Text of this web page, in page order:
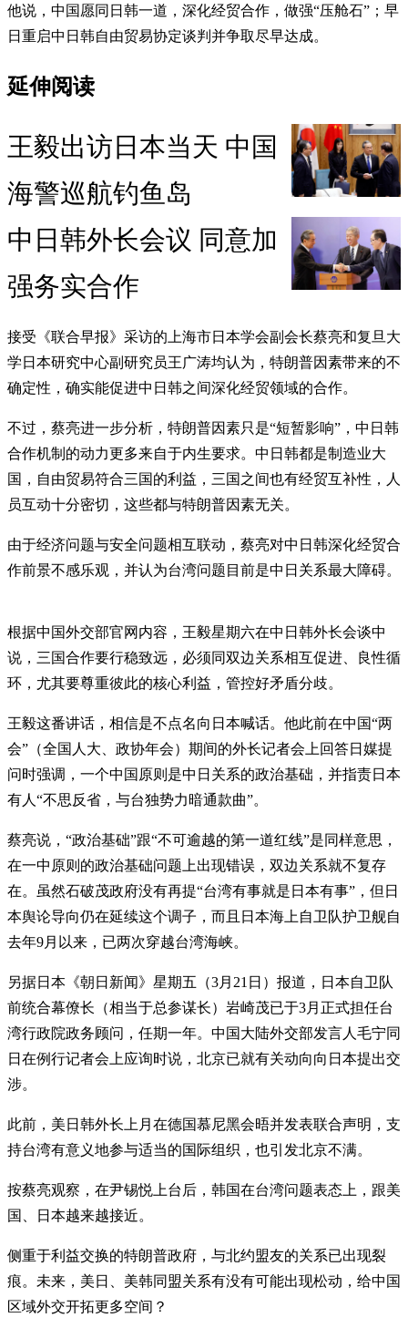
他说，中国愿同日韩一道，深化经贸合作，做强“压舱石”；早
日重启中日韩自由贸易协定谈判并争取尽早达成。
延伸阅读
王毅出访日本当天 中国
海警巡航钓鱼岛
中日韩外长会议 同意加
强务实合作
接受《联合早报》采访的上海市日本学会副会长蔡亮和复旦大
学日本研究中心副研究员王广涛均认为，特朗普因素带来的不
确定性，确实能促进中日韩之间深化经贸领域的合作。
不过，蔡亮进一步分析，特朗普因素只是“短暂影响”，中日韩
合作机制的动力更多来自于内生要求。中日韩都是制造业大
国，自由贸易符合三国的利益，三国之间也有经贸互补性，人
员互动十分密切，这些都与特朗普因素无关。
由于经济问题与安全问题相互联动，蔡亮对中日韩深化经贸合
作前景不感乐观，并认为台湾问题目前是中日关系最大障碍。
根据中国外交部官网内容，王毅星期六在中日韩外长会谈中
说，三国合作要行稳致远，必须同双边关系相互促进、良性循
环，尤其要尊重彼此的核心利益，管控好矛盾分歧。
王毅这番讲话，相信是不点名向日本喊话。他此前在中国“两
会”（全国人大、政协年会）期间的外长记者会上回答日媒提
问时强调，一个中国原则是中日关系的政治基础，并指责日本
有人“不思反省，与台独势力暗通款曲”。
蔡亮说，“政治基础”跟“不可逾越的第一道红线”是同样意思，
在一中原则的政治基础问题上出现错误，双边关系就不复存
在。虽然石破茂政府没有再提“台湾有事就是日本有事”，但日
本舆论导向仍在延续这个调子，而且日本海上自卫队护卫舰自
去年9月以来，已两次穿越台湾海峡。
另据日本《朝日新闻》星期五（3月21日）报道，日本自卫队
前统合幕僚长（相当于总参谋长）岩崎茂已于3月正式担任台
湾行政院政务顾问，任期一年。中国大陆外交部发言人毛宁同
日在例行记者会上应询时说，北京已就有关动向向日本提出交
涉。
此前，美日韩外长上月在德国慕尼黑会晤并发表联合声明，支
持台湾有意义地参与适当的国际组织，也引发北京不满。
按蔡亮观察，在尹锡悦上台后，韩国在台湾问题表态上，跟美
国、日本越来越接近。
侧重于利益交换的特朗普政府，与北约盟友的关系已出现裂
痕。未来，美日、美韩同盟关系有没有可能出现松动，给中国
区域外交开拓更多空间？